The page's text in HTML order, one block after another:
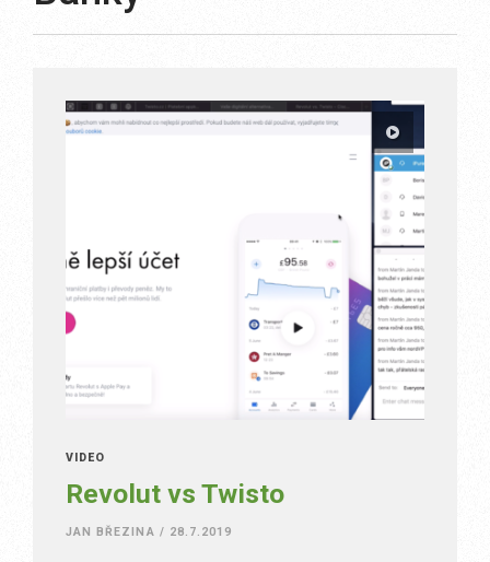
VIDEO
Revolut vs Twisto
JAN BŘEZINA / 28.7.2019